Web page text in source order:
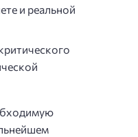
и реальной